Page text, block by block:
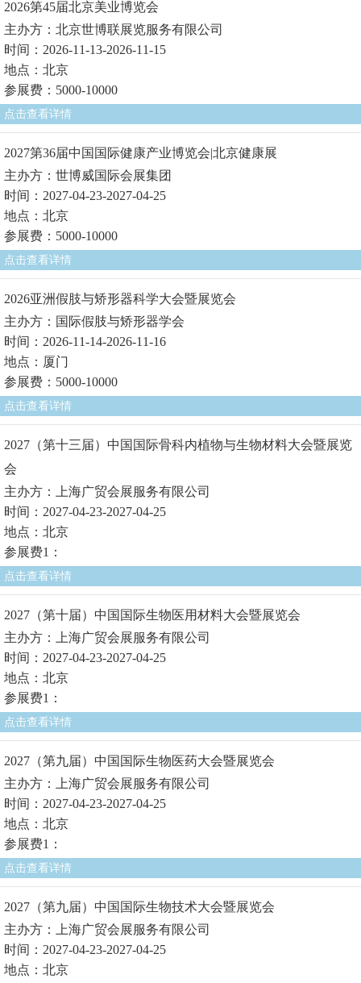
2026第45届北京美业博览会
主办方：北京世博联展览服务有限公司
时间：2026-11-13-2026-11-15
地点：北京
参展费：5000-10000
点击查看详情
2027第36届中国国际健康产业博览会|北京健康展
主办方：世博威国际会展集团
时间：2027-04-23-2027-04-25
地点：北京
参展费：5000-10000
点击查看详情
2026亚洲假肢与矫形器科学大会暨展览会
主办方：国际假肢与矫形器学会
时间：2026-11-14-2026-11-16
地点：厦门
参展费：5000-10000
点击查看详情
2027（第十三届）中国国际骨科内植物与生物材料大会暨展览
会
主办方：上海广贸会展服务有限公司
时间：2027-04-23-2027-04-25
地点：北京
参展费1：
点击查看详情
2027（第十届）中国国际生物医用材料大会暨展览会
主办方：上海广贸会展服务有限公司
时间：2027-04-23-2027-04-25
地点：北京
参展费1：
点击查看详情
2027（第九届）中国国际生物医药大会暨展览会
主办方：上海广贸会展服务有限公司
时间：2027-04-23-2027-04-25
地点：北京
参展费1：
点击查看详情
2027（第九届）中国国际生物技术大会暨展览会
主办方：上海广贸会展服务有限公司
时间：2027-04-23-2027-04-25
地点：北京